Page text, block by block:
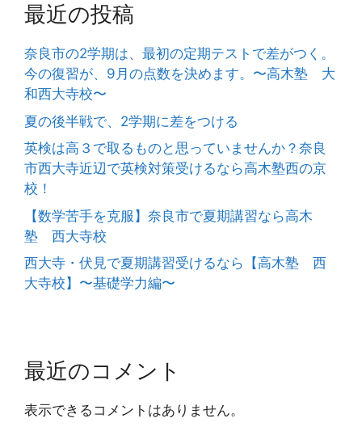
最近の投稿
奈良市の2学期は、最初の定期テストで差がつく。
今の復習が、9月の点数を決めます。〜高木塾 大
和西大寺校〜
夏の後半戦で、2学期に差をつける
英検は高３で取るものと思っていませんか？奈良
市西大寺近辺で英検対策受けるなら高木塾西の京
校！
【数学苦手を克服】奈良市で夏期講習なら高木
塾 西大寺校
西大寺・伏見で夏期講習受けるなら【高木塾 西
大寺校】〜基礎学力編〜
最近のコメント
表示できるコメントはありません。